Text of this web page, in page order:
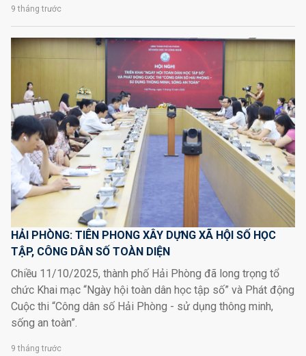
9 tháng trước
HẢI PHÒNG: TIÊN PHONG XÂY DỰNG XÃ HỘI SỐ HỌC
TẬP, CÔNG DÂN SỐ TOÀN DIỆN
Chiều 11/10/2025, thành phố Hải Phòng đã long trọng tổ
chức Khai mạc “Ngày hội toàn dân học tập số” và Phát động
Cuộc thi “Công dân số Hải Phòng - sử dụng thông minh,
sống an toàn”.
9 tháng trước